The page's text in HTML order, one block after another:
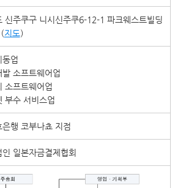
신주쿠구 니시신주쿠6-12-1 파크웨스트빌딩
지도）
동업
발 소프트웨어업
소프트웨어업
부수 서비스업
은행 코부나쵸 지점
인 일본자금결제협회